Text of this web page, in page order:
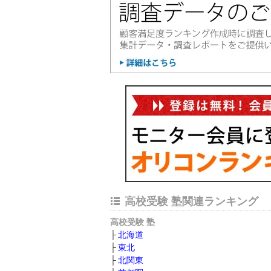
高校受験 塾関連ランキング
高校受験 塾
北海道
東北
北関東